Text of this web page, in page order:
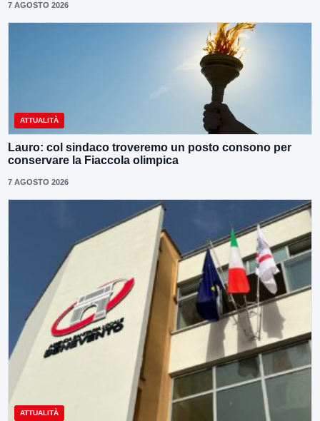
7 AGOSTO 2026
ATTUALITÀ
Lauro: col sindaco troveremo un posto consono per
conservare la Fiaccola olimpica
7 AGOSTO 2026
ATTUALITÀ